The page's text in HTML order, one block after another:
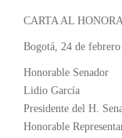
CARTA AL
Bogotá, 24 de
Honorable Senador
Lidio García
Presidente del H.
Honorable